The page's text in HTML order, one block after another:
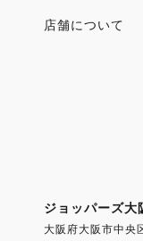
店舗について
ジョッパーズ大
大阪府大阪市中